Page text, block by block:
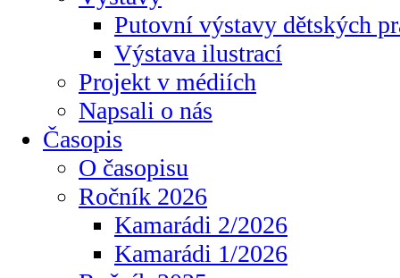
Putovní výstavy dětských
Výstava ilustrací
Projekt v médiích
Napsali o nás
Časopis
O časopisu
Ročník 2026
Kamarádi 2/2026
Kamarádi 1/2026